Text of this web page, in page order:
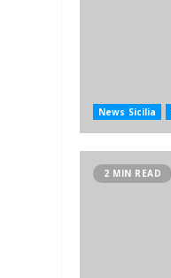
News Sicilia
2 MIN READ